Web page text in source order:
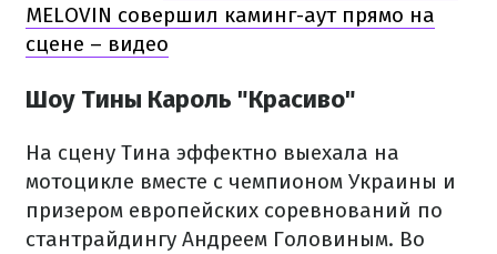
MELOVIN совершил каминг-аут прямо на
сцене – видео
Шоу Тины Кароль "Красиво"
На сцену Тина эффектно выехала на
мотоцикле вместе с чемпионом Украины и
призером европейских соревнований по
стантрайдингу Андреем Головиным. Во